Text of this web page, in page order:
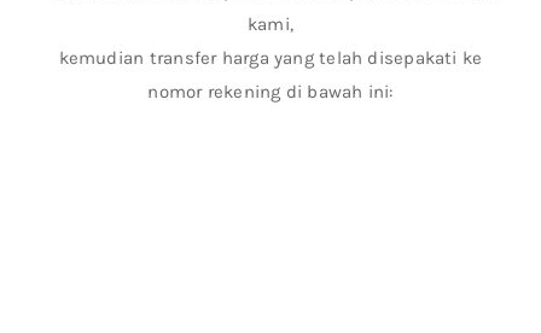
kami,
kemudian transfer harga yang telah disepakati ke
nomor rekening di bawah ini: